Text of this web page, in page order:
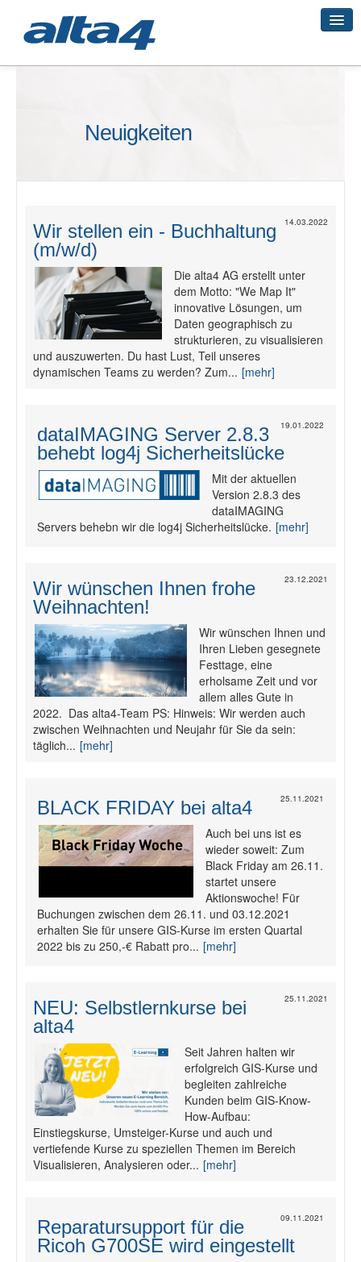
3D-Vermessung
Fotodokumentation
alta4 im Überblick
Neuigkeiten
14.03.2022
Wir stellen ein - Buchhaltung
(m/w/d)
Die alta4 AG erstellt unter
dem Motto: "We Map It"
innovative Lösungen, um
Daten geographisch zu
strukturieren, zu visualisieren
und auszuwerten. Du hast Lust, Teil unseres
dynamischen Teams zu werden? Zum... [mehr]
19.01.2022
dataIMAGING Server 2.8.3
behebt log4j Sicherheitslücke
Mit der aktuellen
Version 2.8.3 des
dataIMAGING
Servers behebn wir die log4j Sicherheitslücke. [mehr]
23.12.2021
Wir wünschen Ihnen frohe
Weihnachten!
Wir wünschen Ihnen und
Ihren Lieben gesegnete
Festtage, eine
erholsame Zeit und vor
allem alles Gute in
2022. Das alta4-Team PS: Hinweis: Wir werden auch
zwischen Weihnachten und Neujahr für Sie da sein:
täglich... [mehr]
25.11.2021
BLACK FRIDAY bei alta4
Auch bei uns ist es
wieder soweit: Zum
Black Friday am 26.11.
startet unsere
Aktionswoche! Für
Buchungen zwischen dem 26.11. und 03.12.2021
erhalten Sie für unsere GIS-Kurse im ersten Quartal
2022 bis zu 250,-€ Rabatt pro... [mehr]
25.11.2021
NEU: Selbstlernkurse bei
alta4
Seit Jahren halten wir
erfolgreich GIS-Kurse und
begleiten zahlreiche
Kunden beim GIS-Know-
How-Aufbau:
Einstiegskurse, Umsteiger-Kurse und auch und
vertiefende Kurse zu speziellen Themen im Bereich
Visualisieren, Analysieren oder... [mehr]
09.11.2021
Reparatursupport für die
Ricoh G700SE wird eingestellt